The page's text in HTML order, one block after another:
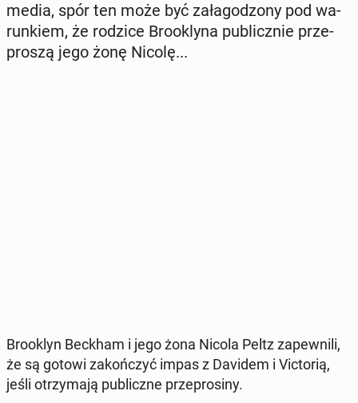
media, spór ten może być za­ła­go­dzo­ny pod wa­
run­kiem, że rodzice Bro­okly­na pu­blicz­nie prze­
pro­szą jego żonę Nicolę...
Bro­oklyn Beckham i jego żona Nicola Peltz za­pew­ni­li,
że są gotowi za­koń­czyć impas z Davidem i Vic­to­rią,
jeśli otrzy­ma­ją pu­blicz­ne prze­pro­si­ny.